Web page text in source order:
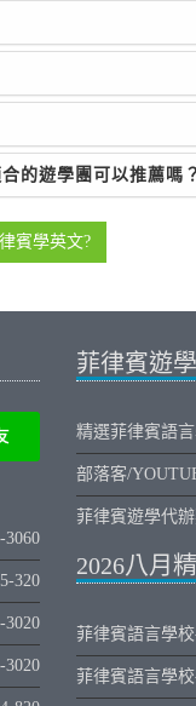
的遊學團可以推薦嗎？
賓學英文?
3060
320
3020
3020
菲律賓遊
精選菲律賓語
部落客/
菲律賓遊學代
2026八月
菲律賓語言學
菲律賓語言學